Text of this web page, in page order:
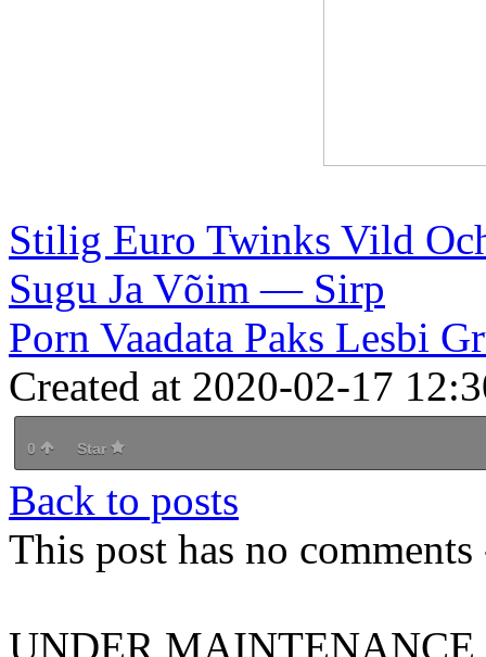
Stilig Euro Twinks Vild
Sugu Ja Võim — Sirp
Porn Vaadata Paks Lesbi
Created at 2020-02-17
0 Star
Back to posts
This post has no
UNDER MAINTENANCE